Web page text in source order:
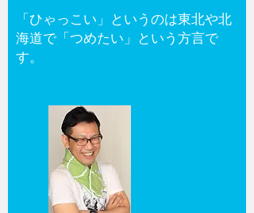
「ひゃっこい」というのは東北や北
海道で「つめたい」という方言で
す。